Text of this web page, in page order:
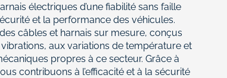
électriques d’une fiabilité sans faille
et la performance des véhicules.
câbles et harnais sur mesure, conçus
aux variations de température et
propres à ce secteur. Grâce à
contribuons à l’efficacité et à la sécurité